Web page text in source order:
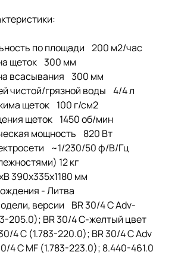
по площади 200 м2/час
щеток 300 мм
всасывания 300 мм
чистой/грязной воды 4/4 л
щеток 100 г/см2
щеток 1450 об/мин
мощность 820 Вт
~1/230/50 ф/В/Гц
12 кг
390х335х1180 мм
- Литва
версии BR 30/4 C Adv-
205.0); BR 30/4 C-желтый цвет
4 C (1.783-220.0); BR 30/4 C Adv
4 C MF (1.783-223.0); 8.440-461.0